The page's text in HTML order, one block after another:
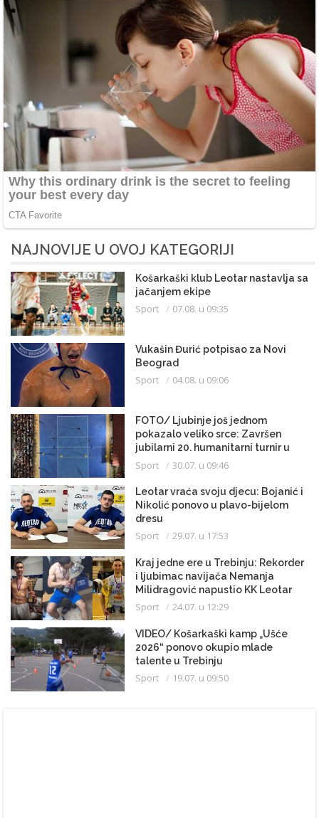
NAJNOVIJE U OVOJ KATEGORIJI
Košarkaški klub Leotar nastavlja sa
jačanjem ekipe
Sport 07.08. u 09:35
Vukašin Đurić potpisao za Novi
Beograd
Sport 04.08. u 09:06
FOTO/ Ljubinje još jednom
pokazalo veliko srce: Završen
jubilarni 20. humanitarni turnir u
malom fudbalu
Sport 30.07. u 09:46
Leotar vraća svoju djecu: Bojanić i
Nikolić ponovo u plavo-bijelom
dresu
Sport 29.07. u 17:53
Kraj jedne ere u Trebinju: Rekorder
i ljubimac navijača Nemanja
Milidragović napustio KK Leotar
Sport 24.07. u 12:29
VIDEO/ Košarkaški kamp „Ušće
2026“ ponovo okupio mlade
talente u Trebinju
Sport 19.07. u 09:50